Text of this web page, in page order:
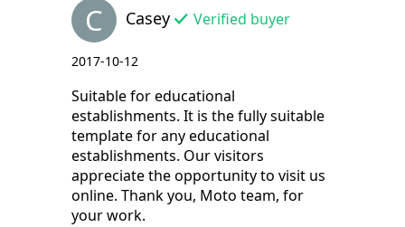
C Casey Verified buyer
2017-10-12
Suitable for educational
establishments. It is the fully suitable
template for any educational
establishments. Our visitors
appreciate the opportunity to visit us
online. Thank you, Moto team, for
your work.